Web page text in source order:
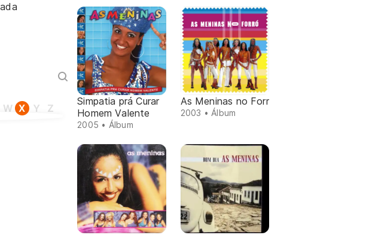
W X Y Z
Simpatia prá Curar
Homem Valente
2005 • Álbum
As Meninas no Forr
2003 • Álbum